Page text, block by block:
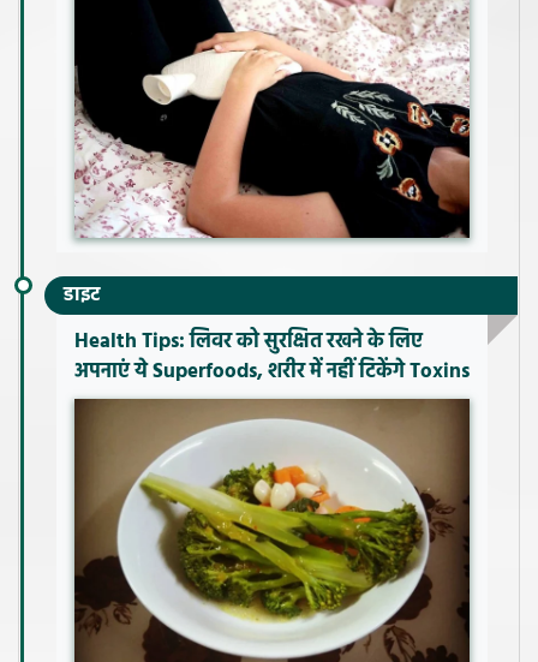
डाइट
Health Tips: लिवर को सुरक्षित रखने के लिए
अपनाएं ये Superfoods, शरीर में नहीं टिकेंगे Toxins